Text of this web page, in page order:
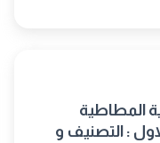
المطاطية
الجزء الاول : التصنيف و